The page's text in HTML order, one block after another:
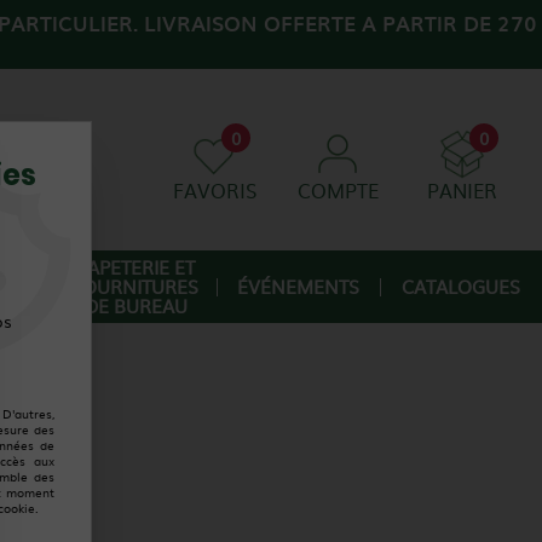
LIVRAISON OFFERTE A PARTIR DE 270
0
FAVORIS COMPTE
0
PANIER
PAPETERIE ET
FOURNITURES
DE BUREAU
ÉVÉNEMENTS CATALOGUES
des
de
aux
des
moment